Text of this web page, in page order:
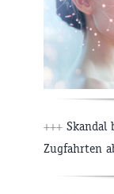
+++ Skandal
Zugfahrten